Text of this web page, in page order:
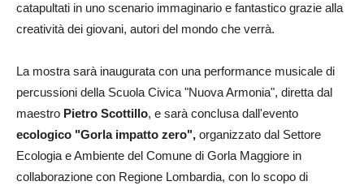
catapultati in uno scenario immaginario e fantastico grazie alla
creatività dei giovani, autori del mondo che verrà.
La mostra sarà inaugurata con una performance musicale di
percussioni della Scuola Civica "Nuova Armonia", diretta dal
maestro Pietro Scottillo, e sarà conclusa dall'evento
ecologico "Gorla impatto zero", organizzato dal Settore
Ecologia e Ambiente del Comune di Gorla Maggiore in
collaborazione con Regione Lombardia, con lo scopo di